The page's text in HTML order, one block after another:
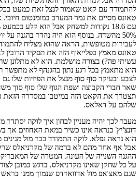
להתמודד עם קאט שאמור לנצל זאת כמעט
טאונס מסיים את גמר המערב במומנטום חיובי.
50% מהשדה. בנוסף הוא היה נהדר בהגנה על
לעבירות מטופשות, הראה שהוא מצליח
טאונס מאמץ בפלייאוף הזה את תפקיד הרובין
עשיתי פה?) בצורה מושלמת. הוא לא מתלונן
הוא מתאמץ בכל רגע נתון בהגנהף לא מתפשר
לצבע ובעיקר סוף סוף מנצל את הפיזיות שלו
שאר חברי הקבוצה ושפת הגוף שלו סוף סוך
תצטרך את הקאט הזה במיטבו במסדרה הזאת
שלהם על דאלאס.
מעבר לכך יהיה מעניין לבחון איך לוקה יסתדר
דונצ'יץ' כנראה אינו כשיר במאת האחוזים אך
הוא נראה נפלא. לוקה התמודד כבר מול מגינים
אבל אף אחד מהם לא ברמה של מקדניאלס
ההגנה השנייה של העונה. המטרה של
על כל שחקן שאינו מקדניאלס, בדגש כמובן
שגם מאצ'אפ מול אדווארדס שנמוך ממנו בראש